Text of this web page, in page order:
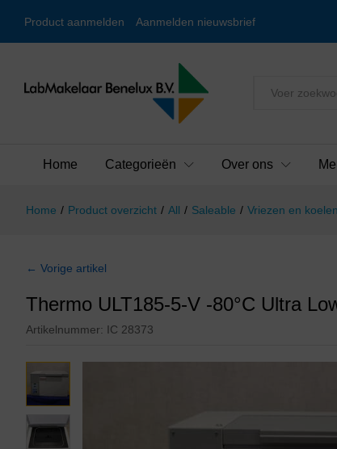
Product aanmelden Aanmelden nieuwsbrief
Alles
Home Categorieën Over ons
Home / Product overzicht / All / Saleable / Vriezen en koelen
← Vorige artikel
Thermo ULT185-5-V -80°C Ultra
Artikelnummer: IC 28373